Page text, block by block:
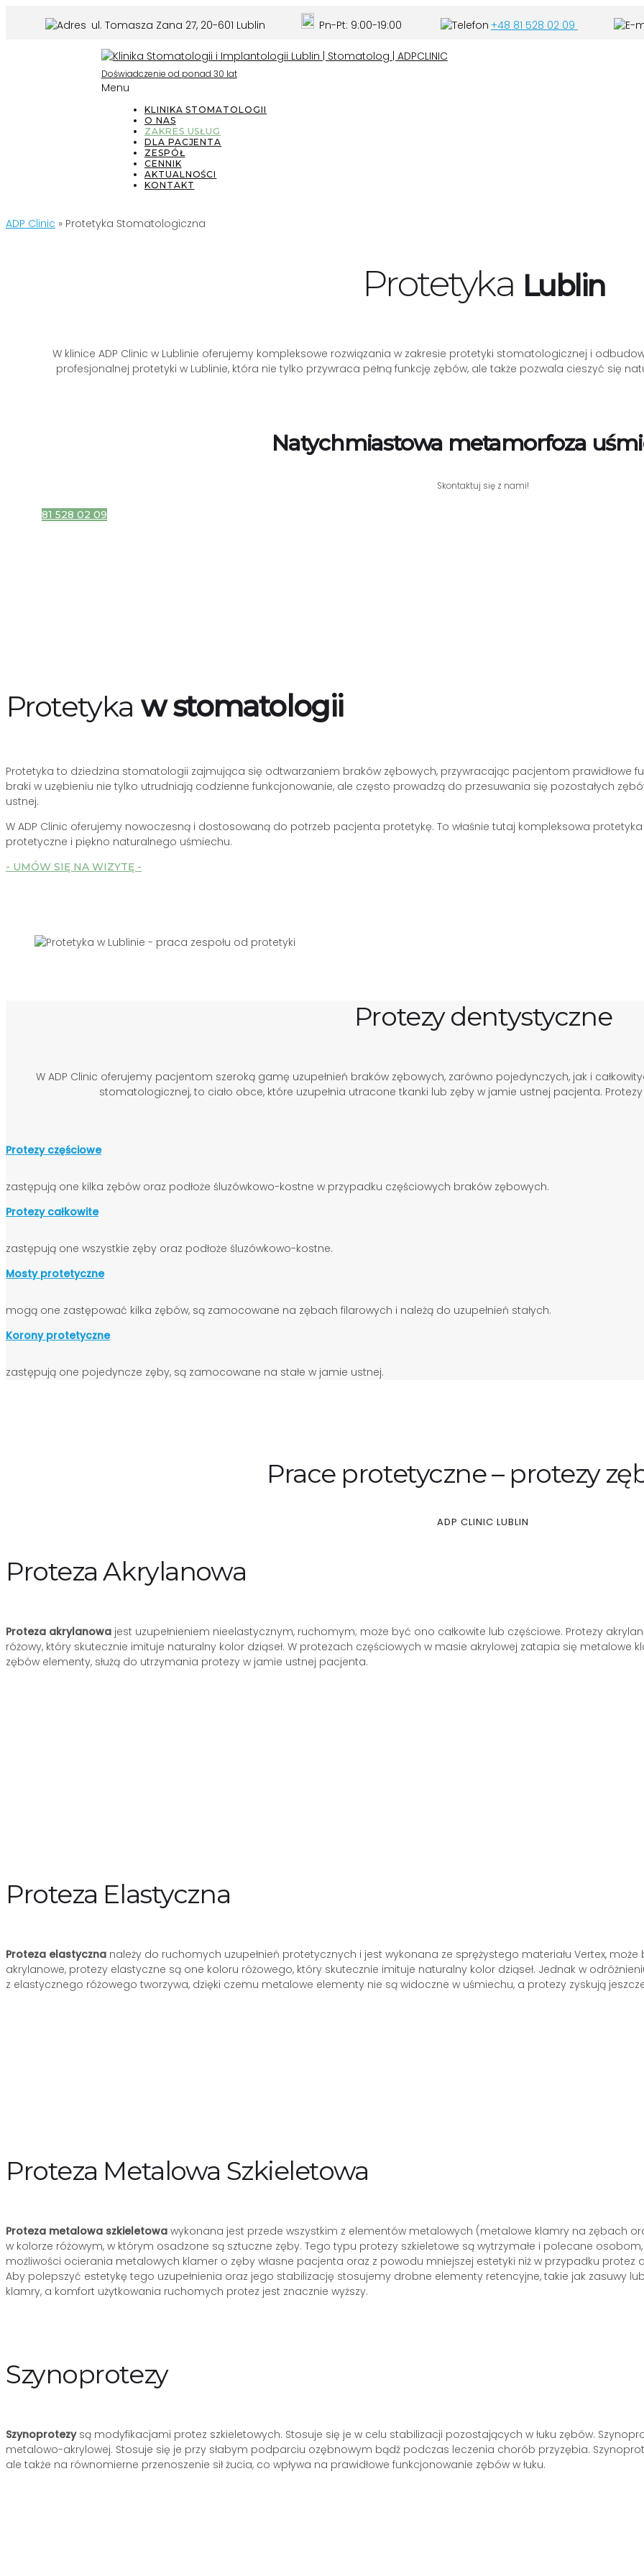
ul. Tomasza Zana 27, 20-601 Lublin Pn-Pt: 9:00-19:00 +48 81 528 02 09
Doświadczenie od ponad 30 lat
Menu
KLINIKA STOMATOLOGII
O NAS
ZAKRES USŁUG
DLA PACJENTA
ZESPÓŁ
CENNIK
AKTUALNOŚCI
KONTAKT
ADP Clinic » Protetyka Stomatologiczna
Protetyka Lublin
W klinice ADP Clinic w Lublinie oferujemy kompleksowe rozwiązania w zakresie protetyki stomatologicznej i
profesjonalnej protetyki w Lublinie, która nie tylko przywraca pełną funkcję zębów, ale także pozwala cieszyć się
Natychmiastowa metamorfoza
Skontaktuj się z nami!
81 528 02 09
Protetyka w stomatologii
Protetyka to dziedzina stomatologii zajmująca się odtwarzaniem braków zębowych, przywracając pacjentom prawidłowe
braki w uzębieniu nie tylko utrudniają codzienne funkcjonowanie, ale często prowadzą do przesuwania się pozostałych
ustnej.
W ADP Clinic oferujemy nowoczesną i dostosowaną do potrzeb pacjenta protetykę. To właśnie tutaj kompleksowa protetyka
protetyczne i piękno naturalnego uśmiechu.
- UMÓW SIĘ NA WIZYTĘ -
Protezy dentystyczne
W ADP Clinic oferujemy pacjentom szeroką gamę uzupełnień braków zębowych, zarówno pojedynczych, jak i
stomatologicznej, to ciało obce, które uzupełnia utracone tkanki lub zęby w jamie ustnej pacjenta.
Protezy częściowe
zastępują one kilka zębów oraz podłoże śluzówkowo-kostne w przypadku częściowych braków zębowych.
Protezy całkowite
zastępują one wszystkie zęby oraz podłoże śluzówkowo-kostne.
Mosty protetyczne
mogą one zastępować kilka zębów, są zamocowane na zębach filarowych i należą do uzupełnień stałych.
Korony protetyczne
zastępują one pojedyncze zęby, są zamocowane na stałe w jamie ustnej.
Prace protetyczne – protezy
ADP CLINIC LUBLIN
Proteza Akrylanowa
Proteza akrylanowa jest uzupełnieniem nieelastycznym, ruchomym; może być ono całkowite lub częściowe. Protezy
różowy, który skutecznie imituje naturalny kolor dziąseł. W protezach częściowych w masie akrylowej zatapia się metalowe
zębów elementy, służą do utrzymania protezy w jamie ustnej pacjenta.
Proteza Elastyczna
Proteza elastyczna należy do ruchomych uzupełnień protetycznych i jest wykonana ze sprężystego materiału Vertex,
akrylanowe, protezy elastyczne są one koloru różowego, który skutecznie imituje naturalny kolor dziąseł. Jednak w
z elastycznego różowego tworzywa, dzięki czemu metalowe elementy nie są widoczne w uśmiechu, a protezy zyskują
Proteza Metalowa Szkieletowa
Proteza metalowa szkieletowa wykonana jest przede wszystkim z elementów metalowych (metalowe klamry na zębach
w kolorze różowym, w którym osadzone są sztuczne zęby. Tego typu protezy szkieletowe są wytrzymałe i polecane
możliwości ocierania metalowych klamer o zęby własne pacjenta oraz z powodu mniejszej estetyki niż w przypadku protez
Aby polepszyć estetykę tego uzupełnienia oraz jego stabilizację stosujemy drobne elementy retencyjne, takie jak zasuwy
klamry, a komfort użytkowania ruchomych protez jest znacznie wyższy.
Szynoprotezy
Szynoprotezysą modyfikacjami protez szkieletowych. Stosuje się je w celu stabilizacji pozostających w łuku zębów.
metalowo-akrylowej. Stosuje się je przy słabym podparciu ozębnowym bądź podczas leczenia chorób przyzębia.
ale także na równomierne przenoszenie sił żucia, co wpływa na prawidłowe funkcjonowanie zębów w łuku.